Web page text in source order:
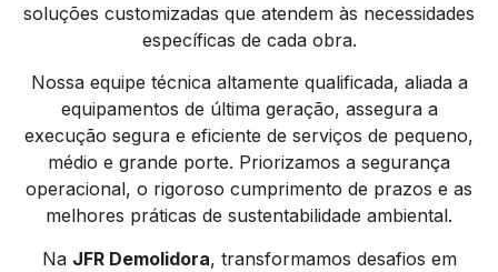
soluções customizadas que atendem às necessidades
específicas de cada obra.
Nossa equipe técnica altamente qualificada, aliada a
equipamentos de última geração, assegura a
execução segura e eficiente de serviços de pequeno,
médio e grande porte. Priorizamos a segurança
operacional, o rigoroso cumprimento de prazos e as
melhores práticas de sustentabilidade ambiental.
Na JFR Demolidora, transformamos desafios em